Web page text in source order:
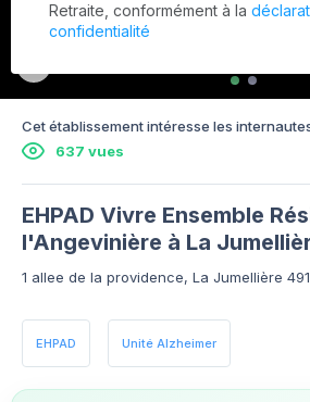
Cet établissement intéresse les
637 vues
EHPAD Vivre Ensemble
l'Angevinière à La
1 allee de la providence, La Jumellière
EHPAD Unité Alzheimer
Retraite, conformément à la
confidentialité